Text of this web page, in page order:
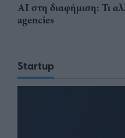
AI στη διαφήμιση: Τι
agencies
Startup